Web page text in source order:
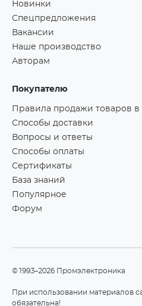
Новинки
Спецпредложения
Вакансии
Наше производство
Авторам
Покупателю
Правила продажи товаров в
Способы доставки
Вопросы и ответы
Способы оплаты
Сертификаты
База знаний
Популярное
Форум
©1993–2026 Промэлектроника
При использовании материалов
обязательна!